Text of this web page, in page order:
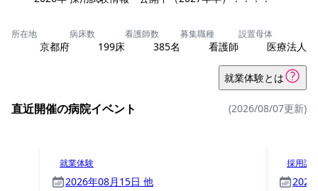
所在地
京都府
病床数
199床
看護師数
385名
募集職種
看護師
設置母体
医療法人
就業体験とは
直近開催の病院イベント (2026/08/07更新)
就業体験
2026年08月15日 他
採用試
2026